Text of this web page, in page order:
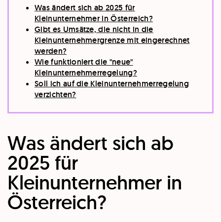
Was ändert sich ab 2025 für
Kleinunternehmer in Österreich?
Gibt es Umsätze, die nicht in die
Kleinunternehmergrenze mit eingerechnet
werden?
Wie funktioniert die "neue"
Kleinunternehmerregelung?
Soll ich auf die Kleinunternehmerregelung
verzichten?
Was ändert sich ab
2025 für
Kleinunternehmer in
Österreich?